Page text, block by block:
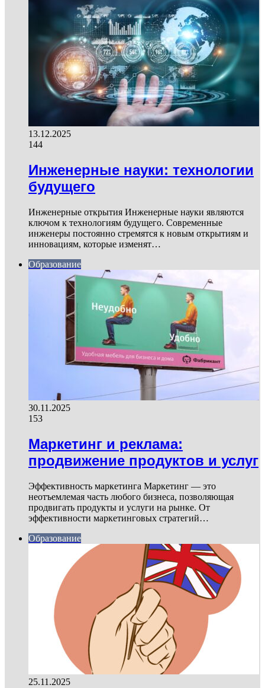
13.12.2025
144
Инженерные науки: технологии
будущего
Инженерные открытия Инженерные науки являются
ключом к технологиям будущего. Современные
инженеры постоянно стремятся к новым открытиям и
инновациям, которые изменят…
Образование
30.11.2025
153
Маркетинг и реклама:
продвижение продуктов и услуг
Эффективность маркетинга Маркетинг — это
неотъемлемая часть любого бизнеса, позволяющая
продвигать продукты и услуги на рынке. От
эффективности маркетинговых стратегий…
Образование
25.11.2025